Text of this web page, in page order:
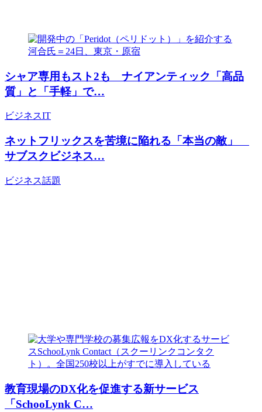
シャア専用もスト2も ナイアンティック「高品
質」と「手軽」で…
ビジネスIT
ネットフリックスを苦境に陥れる「本当の敵」
サブスクビジネス…
ビジネス話題
教育現場のDX化を促進する新サービス
「SchooLynk C…